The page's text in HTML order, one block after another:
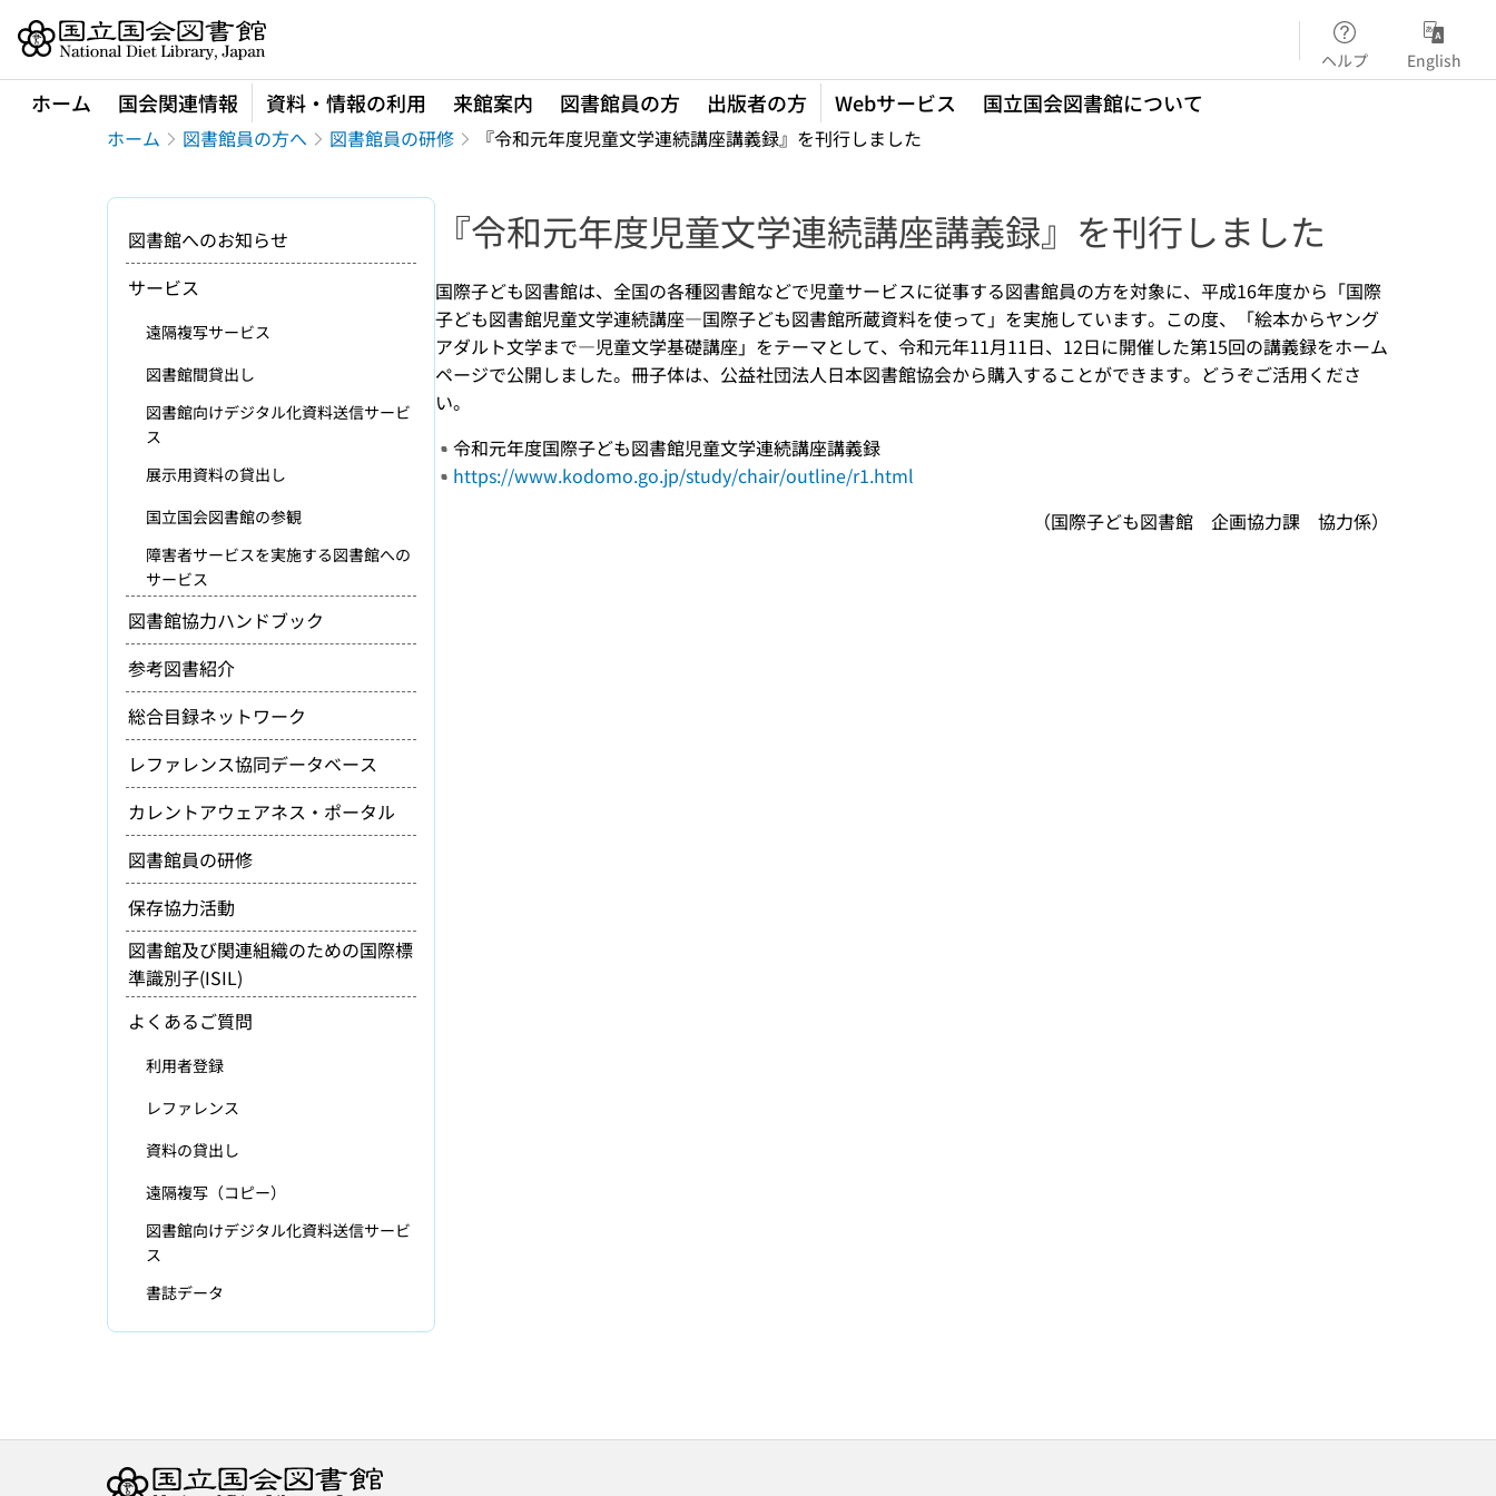
本文へ移動
ヘルプ English
ホーム 国会関連情報 資料・情報の利用 来館案内 図書館員の方 出版者の方 Webサービス 国立国会図書館について
ホーム 図書館員の方へ 図書館員の研修 『令和元年度児童文学連続講座講義録』を刊行しました
『令和元年度児童文学連続講座講義録』を刊行しました
国際子ども図書館は、全国の各種図書館などで児童サービスに従事する図書館員の方を対象に、平成16年度から「国際
子ども図書館児童文学連続講座―国際子ども図書館所蔵資料を使って」を実施しています。この度、「絵本からヤング
アダルト文学まで―児童文学基礎講座」をテーマとして、令和元年11月11日、12日に開催した第15回の講義録をホーム
ページで公開しました。冊子体は、公益社団法人日本図書館協会から購入することができます。どうぞご活用くださ
い。
令和元年度国際子ども図書館児童文学連続講座講義録
https://www.kodomo.go.jp/study/chair/outline/r1.html
（国際子ども図書館 企画協力課 協力係）
図書館へのお知らせ
サービス
遠隔複写サービス
図書館間貸出し
図書館向けデジタル化資料送信サービ
ス
展示用資料の貸出し
国立国会図書館の参観
障害者サービスを実施する図書館への
サービス
図書館協力ハンドブック
参考図書紹介
総合目録ネットワーク
レファレンス協同データベース
カレントアウェアネス・ポータル
図書館員の研修
保存協力活動
図書館及び関連組織のための国際標
準識別子(ISIL)
よくあるご質問
利用者登録
レファレンス
資料の貸出し
遠隔複写（コピー）
図書館向けデジタル化資料送信サービ
ス
書誌データ